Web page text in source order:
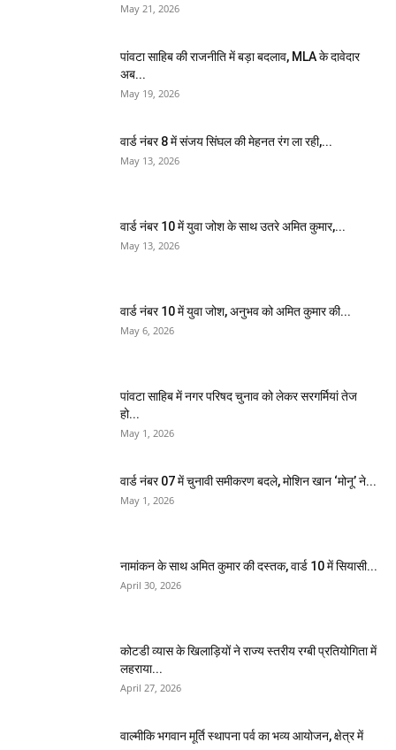
May 21, 2026
पांवटा साहिब की राजनीति में बड़ा बदलाव, MLA के दावेदार
अब...
May 19, 2026
वार्ड नंबर 8 में संजय सिंघल की मेहनत रंग ला रही,...
May 13, 2026
वार्ड नंबर 10 में युवा जोश के साथ उतरे अमित कुमार,...
May 13, 2026
वार्ड नंबर 10 में युवा जोश, अनुभव को अमित कुमार की...
May 6, 2026
पांवटा साहिब में नगर परिषद चुनाव को लेकर सरगर्मियां तेज
हो...
May 1, 2026
वार्ड नंबर 07 में चुनावी समीकरण बदले, मोशिन खान ‘मोनू’ ने...
May 1, 2026
नामांकन के साथ अमित कुमार की दस्तक, वार्ड 10 में सियासी...
April 30, 2026
कोटडी व्यास के खिलाड़ियों ने राज्य स्तरीय रग्बी प्रतियोगिता में
लहराया...
April 27, 2026
वाल्मीकि भगवान मूर्ति स्थापना पर्व का भव्य आयोजन, क्षेत्र में